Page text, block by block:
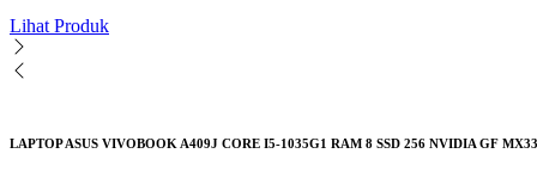
Lihat Produk
LAPTOP ASUS VIVOBOOK A409J CORE I5-1035G1 RAM 8 SSD 256 NVIDIA GF